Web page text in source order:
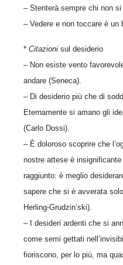
– Stenterà sempre chi non si
– Vedere e non toccare è un
* Citazioni sul desiderio
– Non esiste vento
andare (Seneca).
– Di desiderio più che di
Eternamente si amano gli
(Carlo Dossi).
– È doloroso scoprire che
no­stre attese è
rag­giunto: è meglio
sape­re che si è avverata
Herling-Grudzin’ski).
– I desideri ardenti che si
come semi gettati
fioriscono, per lo più, ma